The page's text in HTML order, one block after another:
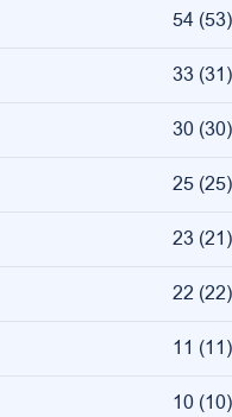
54 (53)
33 (31)
30 (30)
25 (25)
23 (21)
22 (22)
11 (11)
10 (10)